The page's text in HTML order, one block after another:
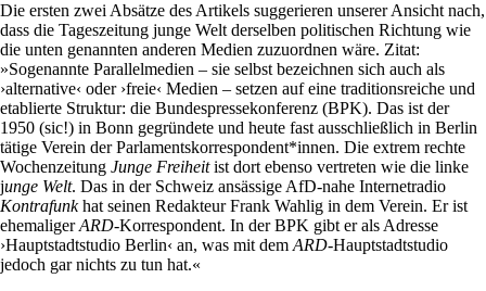
Die ersten zwei Absätze des Artikels suggerieren unserer Ansicht nach,
dass die Tageszeitung junge Welt derselben politischen Richtung wie
die unten genannten anderen Medien zuzuordnen wäre. Zitat:
»Sogenannte Parallelmedien – sie selbst bezeichnen sich auch als
›alternative‹ oder ›freie‹ Medien – setzen auf eine traditionsreiche und
etablierte Struktur: die Bundespressekonferenz (BPK). Das ist der
1950 (sic!) in Bonn gegründete und heute fast ausschließlich in Berlin
tätige Verein der Parlamentskorrespondent*innen. Die extrem rechte
Wochenzeitung Junge Freiheitist dort ebenso vertreten wie die linke
junge Welt. Das in der Schweiz ansässige AfD-nahe Internetradio
Kontrafunkhat seinen Redakteur Frank Wahlig in dem Verein. Er ist
ehemaligerARD-Korrespondent. In der BPK gibt er als Adresse
›Hauptstadtstudio Berlin‹ an, was mit dem ARD-Hauptstadtstudio
jedoch gar nichts zu tun hat.«